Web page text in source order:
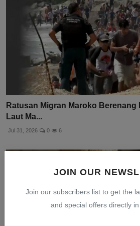
JOIN OUR
Join our subscribers list to get the
and special offers directly
Ratusan Migran Maroko Berenang
Laut Ma...
Jul 31, 2026 0 6